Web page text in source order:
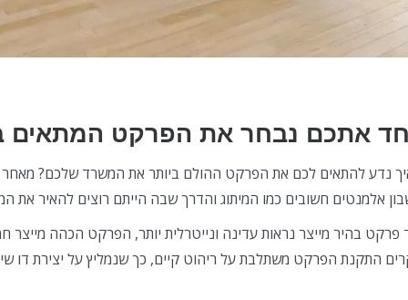
אתכם נבחר את הפרקט המתאים
נדע להתאים לכם את הפרקט ההולם ביותר את המשרד שלכם?
אלמנטים חשובים כמו המיתוג והדרך שבה הייתם רוצים להאיר את
פרקט בהיר מייצר נראות עדינה ונייטרלית יותר, הפרקט הכהה מייצר
התקנת הפרקט משתלבת על ריהוט קיים, כך שנמליץ על יצירת דו